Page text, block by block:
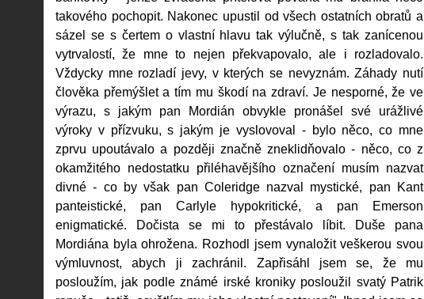
takového pochopit. Nakonec upustil od všech ostatních obratů a
sázel se s čertem o vlastní hlavu tak výlučně, s tak zanícenou
vytrvalostí, že mne to nejen překvapovalo, ale i rozladovalo.
Vždycky mne rozladí jevy, v kterých se nevyznám. Záhady nutí
člověka přemýšlet a tím mu škodí na zdraví. Je nesporné, že ve
výrazu, s jakým pan Mordián obvykle pronášel své urážlivé
výroky v přízvuku, s jakým je vyslovoval - bylo něco, co mne
zprvu upoutávalo a později značně zneklidňovalo - něco, co z
okamžitého nedostatku přiléhavějšího označení musím nazvat
divné - co by však pan Coleridge nazval mystické, pan Kant
panteistické, pan Carlyle hypokritické, a pan Emerson
enigmatické. Dočista se mi to přestávalo líbit. Duše pana
Mordiána byla ohrožena. Rozhodl jsem vynaložit veškerou svou
výmluvnost, abych ji zachránil. Zapřisáhl jsem se, že mu
posloužím, jak podle známé irské kroniky posloužil svatý Patrik